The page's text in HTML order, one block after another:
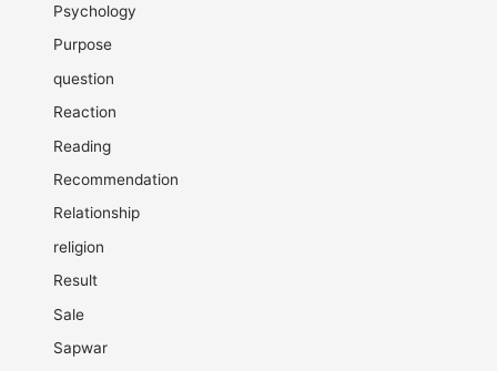
Psychology
Purpose
question
Reaction
Reading
Recommendation
Relationship
religion
Result
Sale
Sapwar